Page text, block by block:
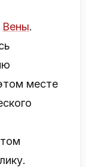
Вены.
месте